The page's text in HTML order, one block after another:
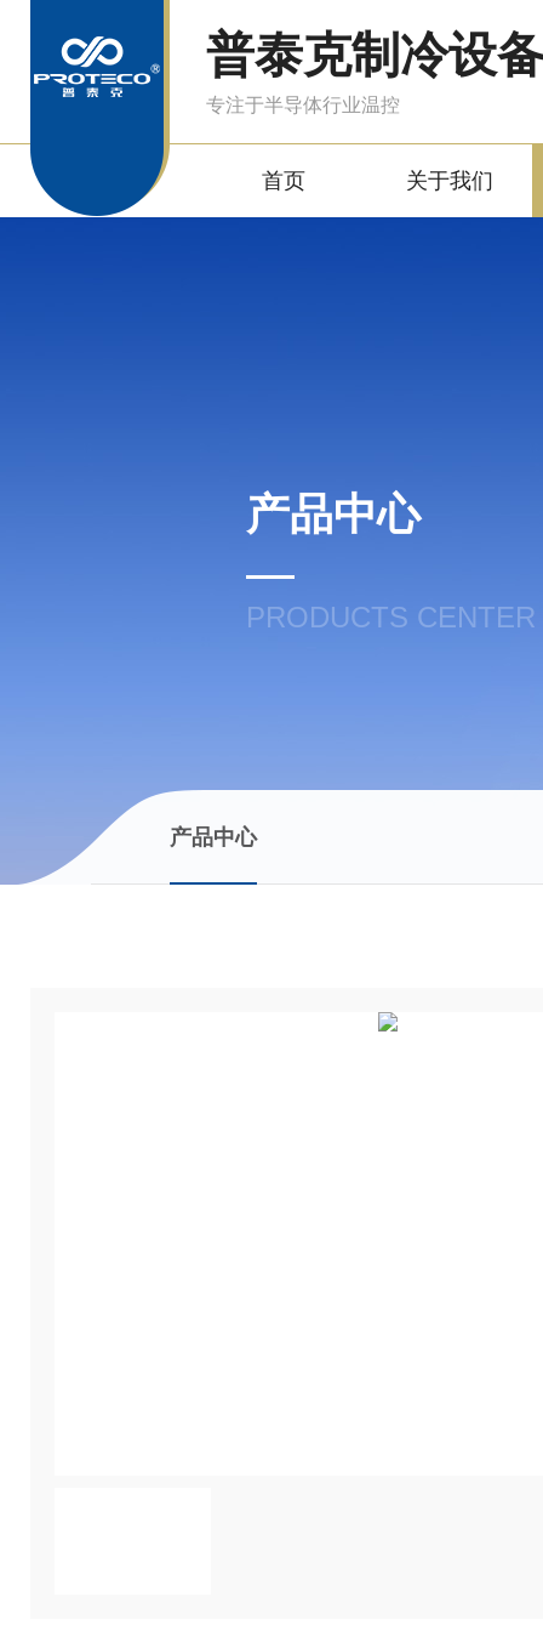
普泰克制冷设
专注于半导体行业温控
首页 关于我们
产品中心
PRODUCTS CENTER
产品中心